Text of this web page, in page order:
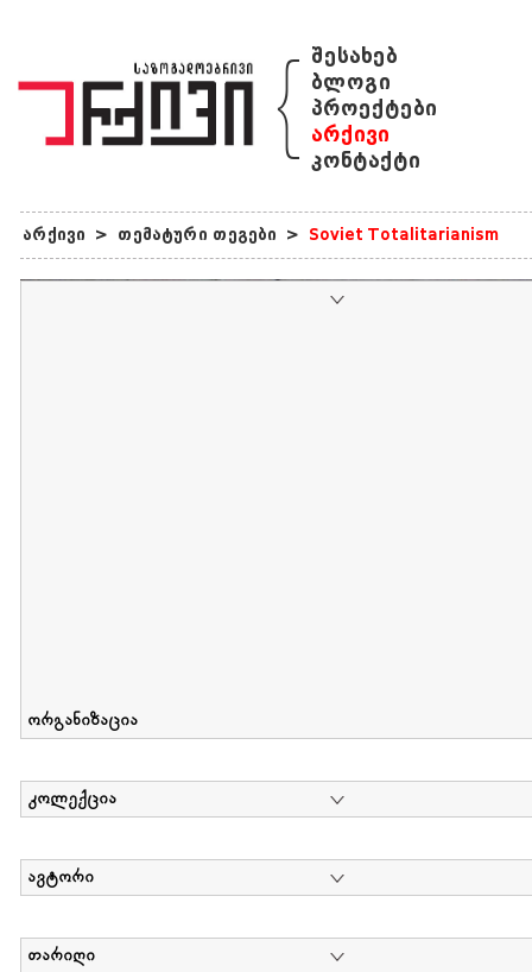
{ შესახებ
ბლოგი
პროექტები
არქივი
კონტაქტი
არქივი > თემატური თეგები > Soviet Totalitarianism
ორგანიზაცია
კოლექცია
ავტორი
თარიღი